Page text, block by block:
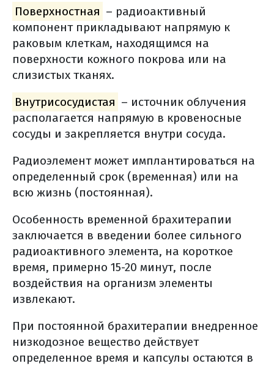
болевой синдром
асцит
профилактика рпж
список использованной литературы
Поверхностная – радиоактивный
компонент прикладывают напрямую к
раковым клеткам, находящимся на
поверхности кожного покрова или на
слизистых тканях.
Внутрисосудистая – источник облучения
располагается напрямую в кровеносные
сосуды и закрепляется внутри сосуда.
Радиоэлемент может имплантироваться на
определенный срок (временная) или на
всю жизнь (постоянная).
Особенность временной брахитерапии
заключается в введении более сильного
радиоактивного элемента, на короткое
время, примерно 15-20 минут, после
воздействия на организм элементы
извлекают.
При постоянной брахитерапии внедренное
низкодозное вещество действует
определенное время и капсулы остаются в